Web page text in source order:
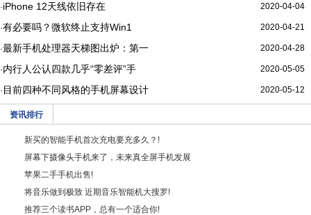
2020-04-04
·iPhone 12天线依旧存在
2020-04-21
·有必要吗？微软终止支持Win1
2020-04-28
·最新手机处理器天梯图出炉：第一
2020-05-05
·内行人公认四款几乎“零差评”手
2020-05-12
· 目前四种不同风格的手机屏幕设计
资讯排行
新买的智能手机首次充电要充多久？!
屏幕下摄像头手机来了，未来真全屏手机发展
苹果二手手机出售!
将音乐做到极致 近期音乐智能机大搜罗!
推荐三个读书APP，总有一个适合你!